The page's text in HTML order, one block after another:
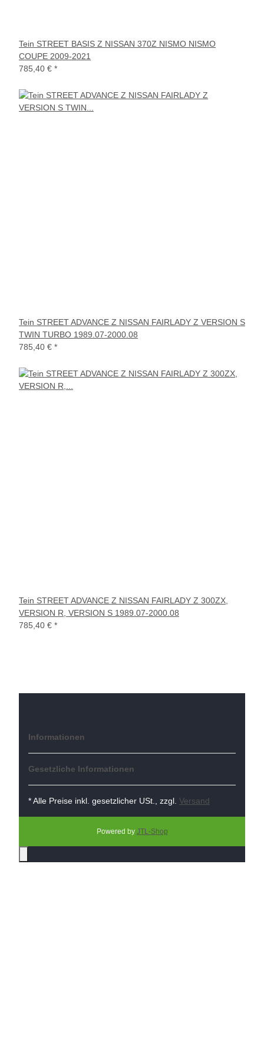
Tein STREET BASIS Z NISSAN 370Z NISMO NISMO
COUPE 2009-2021
785,40 € *
Tein STREET ADVANCE Z NISSAN FAIRLADY Z VERSION S
TWIN TURBO 1989.07-2000.08
785,40 € *
Tein STREET ADVANCE Z NISSAN FAIRLADY Z 300ZX,
VERSION R, VERSION S 1989.07-2000.08
785,40 € *
Informationen
Gesetzliche Informationen
* Alle Preise inkl. gesetzlicher USt., zzgl. Versand
Powered by JTL-Shop